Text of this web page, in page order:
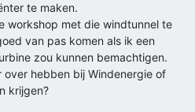
te maken.
workshop met die windtunnel te
van pas komen als ik een
zou kunnen bemachtigen.
over hebben bij Windenergie of
krijgen?